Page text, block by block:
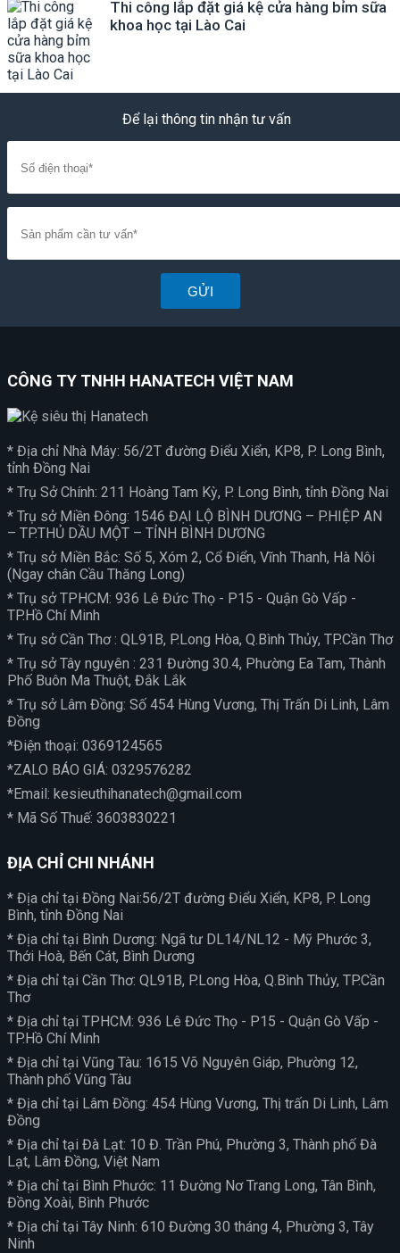
Thi công lắp đặt giá kệ cửa hàng bỉm sữa
khoa học tại Lào Cai
Để lại thông tin nhận tư vấn
GỬI
CÔNG TY TNHH HANATECH VIỆT NAM
* Địa chỉ Nhà Máy: 56/2T đường Điểu Xiển, KP8, P. Long Bình,
tỉnh Đồng Nai
* Trụ Sở Chính: 211 Hoàng Tam Kỳ, P. Long Bình, tỉnh Đồng Nai
* Trụ sở Miền Đông: 1546 ĐẠI LỘ BÌNH DƯƠNG – P.HIỆP AN
– TP.THỦ DẦU MỘT – TỈNH BÌNH DƯƠNG
* Trụ sở Miền Bắc: Số 5, Xóm 2, Cổ Điển, Vĩnh Thanh, Hà Nôi
(Ngay chân Cầu Thăng Long)
* Trụ sở TPHCM: 936 Lê Đức Thọ - P15 - Quận Gò Vấp -
TP.Hồ Chí Minh
* Trụ sở Cần Thơ : QL91B, P.Long Hòa, Q.Bình Thủy, TP.Cần Thơ
* Trụ sở Tây nguyên : 231 Đường 30.4, Phường Ea Tam, Thành
Phố Buôn Ma Thuột, Đắk Lắk
* Trụ sở Lâm Đồng: Số 454 Hùng Vương, Thị Trấn Di Linh, Lâm
Đồng
*Điện thoại: 0369124565
*ZALO BÁO GIÁ: 0329576282
*Email: kesieuthihanatech@gmail.com
* Mã Số Thuế: 3603830221
ĐỊA CHỈ CHI NHÁNH
* Địa chỉ tại Đồng Nai:56/2T đường Điểu Xiển, KP8, P. Long
Bình, tỉnh Đồng Nai
* Địa chỉ tại Bình Dương: Ngã tư DL14/NL12 - Mỹ Phước 3,
Thới Hoà, Bến Cát, Bình Dương
* Địa chỉ tại Cần Thơ: QL91B, P.Long Hòa, Q.Bình Thủy, TP.Cần
Thơ
* Địa chỉ tại TPHCM: 936 Lê Đức Thọ - P15 - Quận Gò Vấp -
TP.Hồ Chí Minh
* Địa chỉ tại Vũng Tàu: 1615 Võ Nguyên Giáp, Phường 12,
Thành phố Vũng Tàu
* Địa chỉ tại Lâm Đồng: 454 Hùng Vương, Thị trấn Di Linh, Lâm
Đồng
* Địa chỉ tại Đà Lạt: 10 Đ. Trần Phú, Phường 3, Thành phố Đà
Lạt, Lâm Đồng, Việt Nam
* Địa chỉ tại Bình Phước: 11 Đường Nơ Trang Long, Tân Bình,
Đồng Xoài, Bình Phước
* Địa chỉ tại Tây Ninh: 610 Đường 30 tháng 4, Phường 3, Tây
Ninh